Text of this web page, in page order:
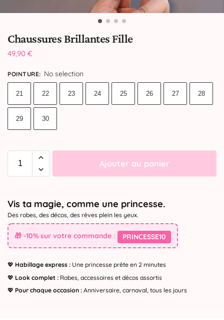
Chaussures Brillantes Fille
49,90 €
POINTURE: No selection
21 22 23 24 25 26 27 28
29 30
Ajouter au panier
Vis ta magie, comme une princesse.
Des robes, des décos, des rêves plein les yeux.
🎁 -10% sur votre commande : PRINCESSE10
💖 Habillage express : Une princesse prête en 2 minutes
💖 Look complet : Robes, accessoires et décos assortis
💖 Pour chaque occasion : Anniversaire, carnaval, tous les jours